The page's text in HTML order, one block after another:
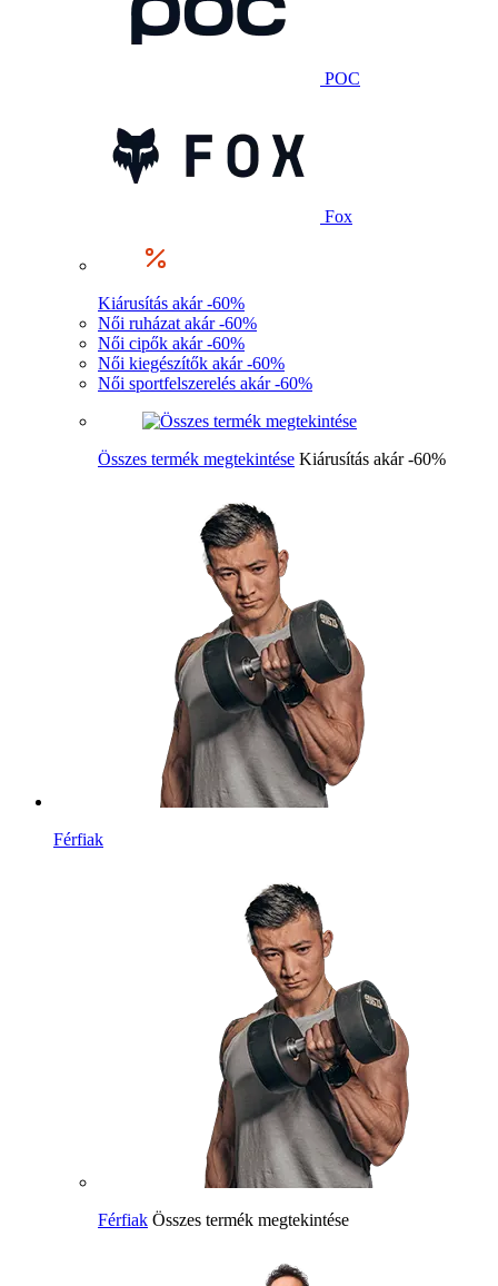
POC
Fox
Kiárusítás akár -60%
Női ruházat akár -60%
Női cipők akár -60%
Női kiegészítők akár -60%
Női sportfelszerelés akár -60%
Összes termék megtekintése Kiárusítás akár -60%
Férfiak
Férfiak Összes termék megtekintése